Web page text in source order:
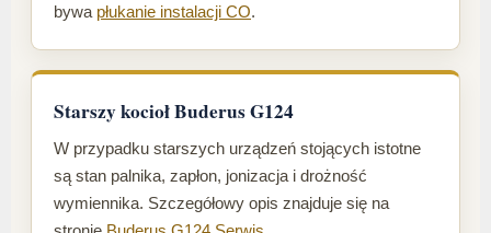
bywa płukanie instalacji CO.
Starszy kocioł Buderus G124
W przypadku starszych urządzeń stojących istotne
są stan palnika, zapłon, jonizacja i drożność
wymiennika. Szczegółowy opis znajduje się na